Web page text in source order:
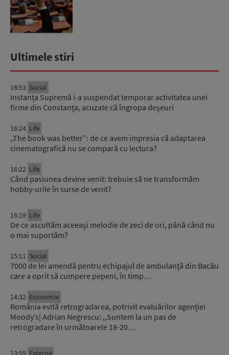
Ultimele stiri
18:53 Social
Instanța Supremă i-a suspendat temporar activitatea unei
firme din Constanța, acuzate că îngropa deșeuri
16:24 Life
„The book was better”: de ce avem impresia că adaptarea
cinematografică nu se compară cu lectura?
16:22 Life
Când pasiunea devine venit: trebuie să ne transformăm
hobby-urile în surse de venit?
16:19 Life
De ce ascultăm aceeași melodie de zeci de ori, până când nu
o mai suportăm?
15:11 Social
7000 de lei amendă pentru echipajul de ambulanță din Bacău
care a oprit să cumpere pepeni, în timp…
14:32 Economie
România evită retrogradarea, potrivit evaluărilor agenției
Moody’s| Adrian Negrescu: ,,Suntem la un pas de
retrogradare în următoarele 18-20…
13:59 Externe